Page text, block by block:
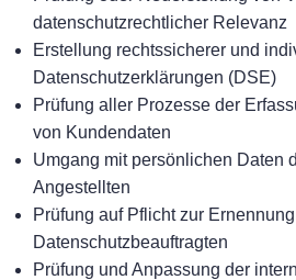
datenschutzrechtlicher Relevanz
Erstellung rechtssicherer und
Datenschutzerklärungen (DSE)
Prüfung aller Prozesse der
von Kundendaten
Umgang mit persönlichen Daten
Angestellten
Prüfung auf Pflicht zur
Datenschutzbeauftragten
Prüfung und Anpassung der